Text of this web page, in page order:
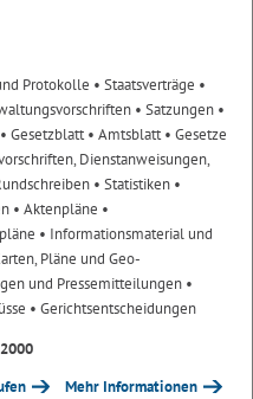
Protokolle • Staatsverträge •
• Satzungen •
• Gesetzblatt• Amtsblatt• Gesetze
Dienstanweisungen,
• Statistiken •
• Aktenpläne •
• Informationsmaterial und
Pläne und Geo-
und Pressemitteilungen •
• Gerichtsentscheidungen
Mehr Informationen